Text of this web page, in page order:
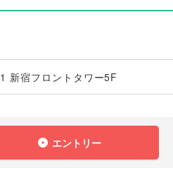
新宿フロントタワー5F
エントリー